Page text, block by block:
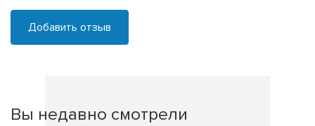
Добавить отзыв
Вы недавно смотрели